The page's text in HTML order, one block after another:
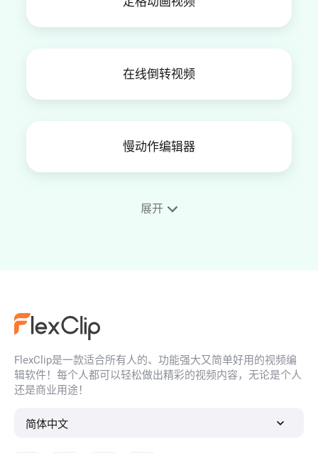
在线倒转视频
慢动作编辑器
YouTube缩略图制作器
展开
FlexClip是一款适合所有人的、功能强大又简单好用的视频编
辑软件！每个人都可以轻松做出精彩的视频内容，无论是个人
还是商业用途！
简体中文